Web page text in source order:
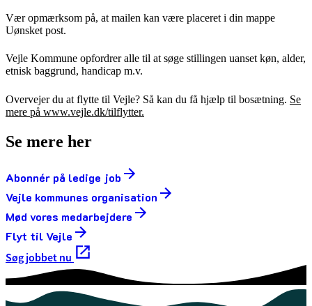
Vær opmærksom på, at mailen kan være placeret i din mappe
Uønsket post.
Vejle Kommune opfordrer alle til at søge stillingen uanset køn, alder,
etnisk baggrund, handicap m.v.
Overvejer du at flytte til Vejle? Så kan du få hjælp til bosætning. Se
mere på www.vejle.dk/tilflytter.
Se mere her
Abonnér på ledige job
Vejle kommunes organisation
Mød vores medarbejdere
Flyt til Vejle
Søg jobbet nu